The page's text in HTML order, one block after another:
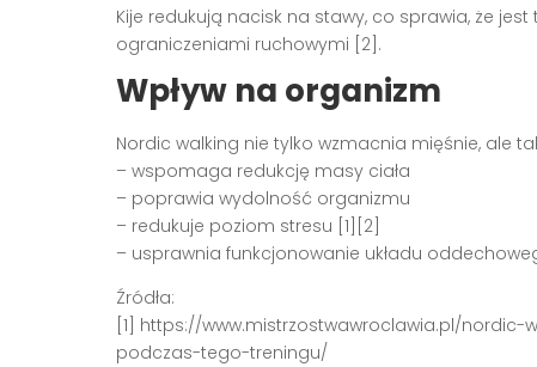
Kije redukują nacisk na stawy, co sprawia, że
ograniczeniami ruchowymi [2].
Wpływ na organizm
Nordic walking nie tylko wzmacnia mięśnie, ale
– wspomaga redukcję masy ciała
– poprawia wydolność organizmu
– redukuje poziom stresu [1][2]
– usprawnia funkcjonowanie układu
Źródła:
[1] https://www.mistrzostwawroclawia.pl/
podczas-tego-treningu/